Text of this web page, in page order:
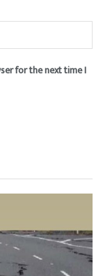
for the next time I